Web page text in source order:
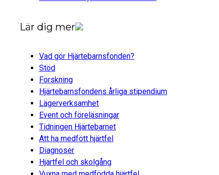
Lär dig mer
Vad gör Hjärtebarnsfonden?
Stöd
Forskning
Hjärtebarnsfondens årliga stipendium
Lägerverksamhet
Event och föreläsningar
Tidningen Hjärtebarnet
Att ha medfött hjärtfel
Diagnoser
Hjärtfel och skolgång